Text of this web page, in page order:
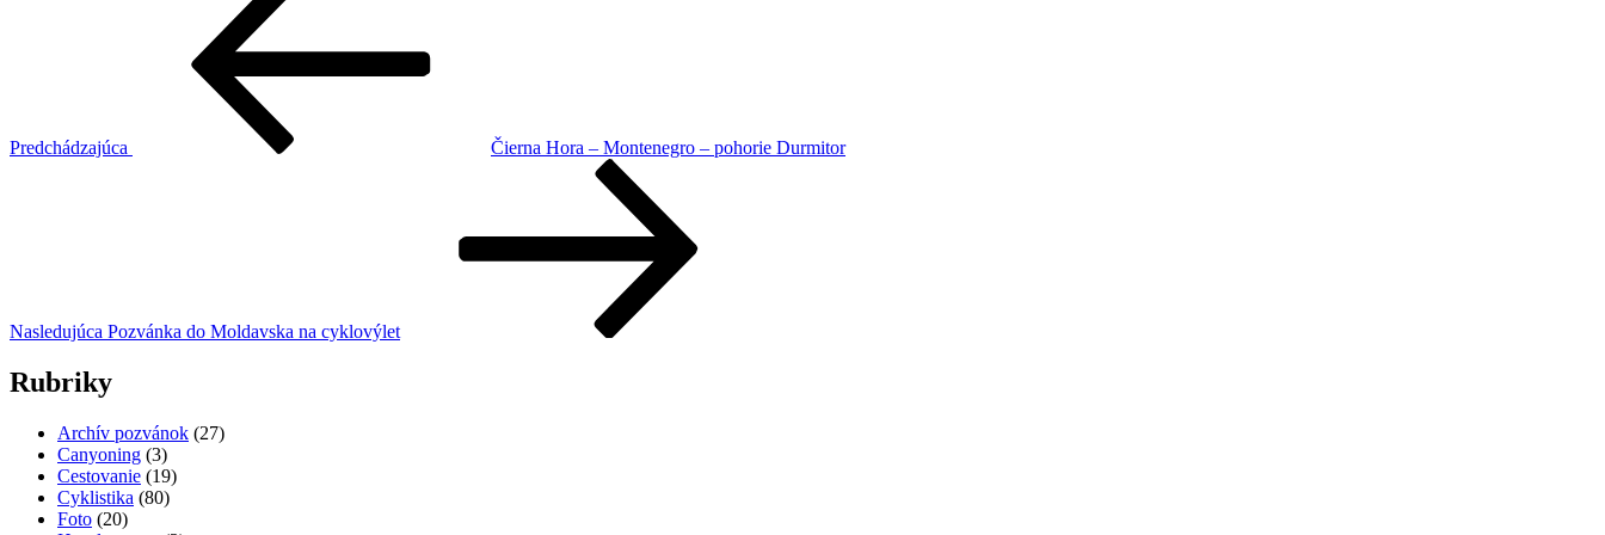
Predchádzajúca
Čierna Hora – Montenegro – pohorie Durmitor
Nasledujúca Pozvánka do Moldavska na cyklovýlet
Rubriky
Archív pozvánok (27)
Canyoning (3)
Cestovanie (19)
Cyklistika (80)
Foto (20)